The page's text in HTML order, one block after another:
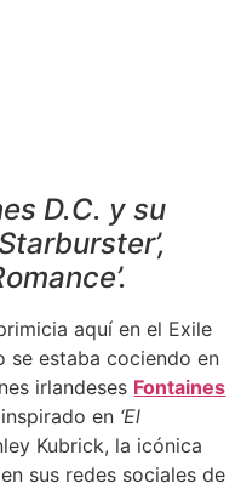
D.C. y su
aquí en el Exile
se estaba cociendo en
irlandeses Fontaines
en ‘El
Kubrick, la icónica
sus redes sociales de